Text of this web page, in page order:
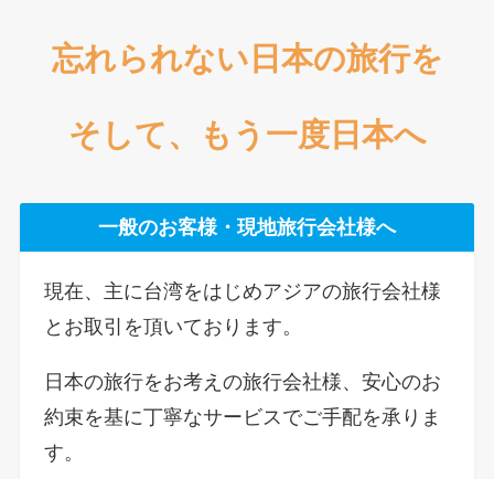
忘れられない日本の旅行を
そして、もう一度日本へ
一般のお客様・現地旅行会社様へ
現在、主に台湾をはじめアジアの旅行会社様
とお取引を頂いております。
日本の旅行をお考えの旅行会社様、安心のお
約束を基に丁寧なサービスでご手配を承りま
す。